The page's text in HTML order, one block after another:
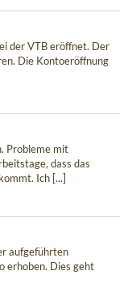
der VTB eröffnet. Der
Die Kontoeröffnung
Probleme mit
dass das
Ich [...]
aufgeführten
erhoben. Dies geht